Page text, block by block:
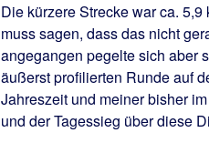
Die kürzere Strecke war ca.
muss sagen, dass das nicht
angegangen pegelte sich aber
äußerst profilierten Runde auf
Jahreszeit und meiner bisher
und der Tagessieg über diese